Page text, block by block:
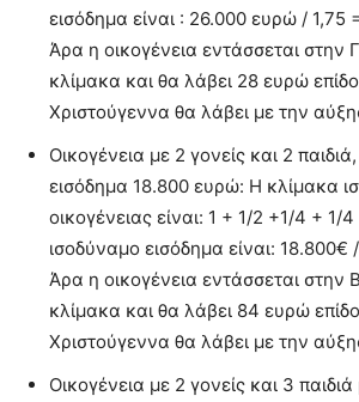
εισόδημα είναι : 26.000 ευρώ / 1,75
Άρα η οικογένεια εντάσσεται στην
κλίμακα και θα λάβει 28 ευρώ
Χριστούγεννα θα λάβει με την
Οικογένεια με 2 γονείς και 2
εισόδημα 18.800 ευρώ: Η κλίμακα
οικογένειας είναι: 1 + 1/2 +1/4 + 1/
ισοδύναμο εισόδημα είναι:
Άρα η οικογένεια εντάσσεται στην
κλίμακα και θα λάβει 84 ευρώ
Χριστούγεννα θα λάβει με την
Οικογένεια με 2 γονείς και 3 παιδιά